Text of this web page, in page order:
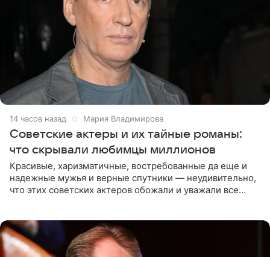
14 часов назад Мария Владимирова
Советские актеры и их тайные романы:
что скрывали любимцы миллионов
Красивые, харизматичные, востребованные да еще и
надежные мужья и верные спутники — неудивительно,
что этих советских актеров обожали и уважали все